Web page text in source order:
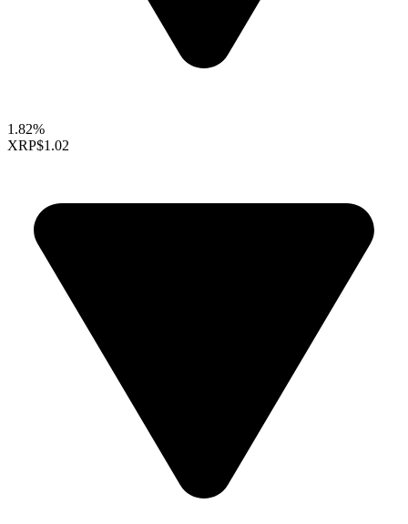
1.82%
XRP$1.02